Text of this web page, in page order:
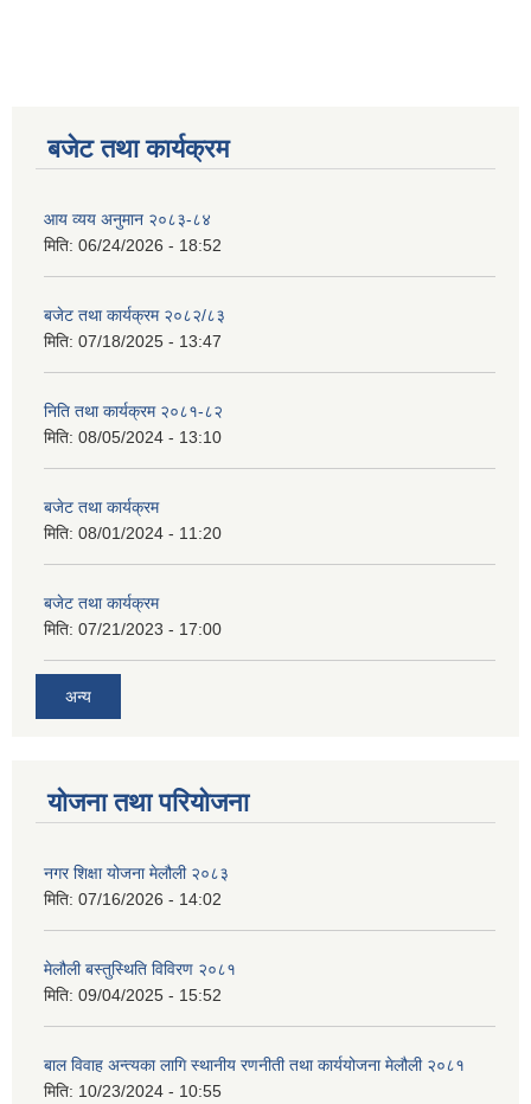
बजेट तथा कार्यक्रम
आय व्यय अनुमान २०८३-८४
मिति: 06/24/2026 - 18:52
बजेट तथा कार्यक्रम २०८२/८३
मिति: 07/18/2025 - 13:47
निति तथा कार्यक्रम २०८१-८२
मिति: 08/05/2024 - 13:10
बजेट तथा कार्यक्रम
मिति: 08/01/2024 - 11:20
बजेट तथा कार्यक्रम
मिति: 07/21/2023 - 17:00
अन्य
योजना तथा परियोजना
नगर शिक्षा योजना मेलौली २०८३
मिति: 07/16/2026 - 14:02
मेलौली बस्तुस्थिति विविरण २०८१
मिति: 09/04/2025 - 15:52
बाल विवाह अन्त्यका लागि स्थानीय रणनीती तथा कार्ययोजना मेलौली २०८१
मिति: 10/23/2024 - 10:55